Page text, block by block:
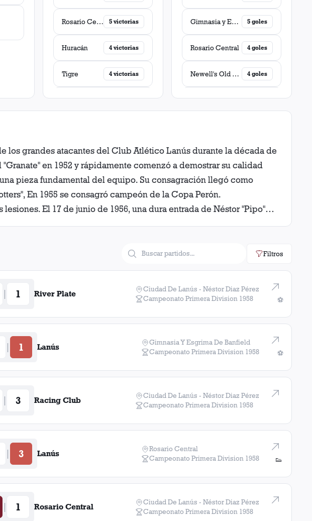
Rosario Central 5 victorias
Huracán 4 victorias
Tigre 4 victorias
Banfield 4 victorias
San Lorenzo 3 victorias
Boca Juniors 3 victorias
Racing Club 2 victorias
victorias
Gimnasia y Esgrima (La Plata) 5 goles
Rosario Central 4 goles
Newell's Old Boys 4 goles
Independiente 4 goles
Estudiantes (La Plata) 2 goles
River Plate 2 goles
Banfield gol
Chacarita Juniors gol
los grandes atacantes del Club Atlético Lanús durante la década de
en 1952 y rápidamente comenzó a demostrar su calidad
pieza fundamental del equipo. Su consagración llegó como
En 1955 se consagró campeón de la Copa Perón.
El 17 de junio de 1956, una dura entrada de Néstor "Pipo"
Filtros
⚽
1 River Plate
Ciudad De Lanús - Néstor Diaz Pérez
Campeonato Primera Division 1958
⚽
1 Lanús
Gimnasia Y Esgrima De Banfield
Campeonato Primera Division 1958
3 Racing Club
Ciudad De Lanús - Néstor Diaz Pérez
Campeonato Primera Division 1958
👟
3 Lanús
Rosario Central
Campeonato Primera Division 1958
1 Rosario Central
Ciudad De Lanús - Néstor Diaz Pérez
Campeonato Primera Division 1958